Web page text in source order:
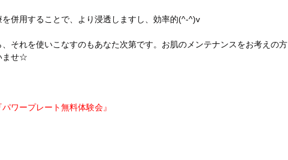
併用することで、より浸透しますし、効率的(^-^)v
それを使いこなすのもあなた次第です。お肌のメンテナンスをお考えの方
ませ☆
パワープレート無料体験会』